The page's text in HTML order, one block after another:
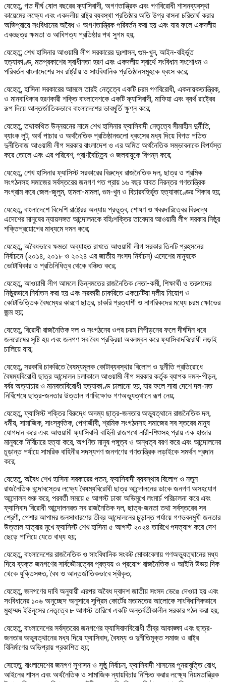
যেহেতু, গত দীর্ঘ ষোল বছরের ফ্যাসিবাদী, অগণতান্ত্রিক এবং গণবিরোধী শাসনব্যবস্থা
কায়েমের লক্ষ্যে এবং একদলীয় রাষ্ট্র ব্যবস্থা প্রতিষ্ঠার অতি উগ্র বাসনা চরিতার্থ করার
অভিপ্রায়ে সংবিধানের অবৈধ ও অগণতান্ত্রিক পরিবর্তন করা হয় এবং যার ফলে একদলীয়
একচ্ছত্র ক্ষমতা ও আধিপত্য প্রতিষ্ঠার পথ সুগম হয়;
যেহেতু; শেখ হাসিনার আওয়ামী লীগ সরকারের দুঃশাসন, গুম-খুন, আইন-বহির্ভূত
হত্যাকাণ্ড, মতপ্রকাশের স্বাধীনতা হরণ এবং একদলীয় স্বার্থে সংবিধান সংশোধন ও
পরিবর্তন বাংলাদেশের সব রাষ্ট্রীয় ও সাংবিধানিক প্রতিষ্ঠানসমূহকে ধ্বংস করে;
যেহেতু, হাসিনা সরকারের আমলে তারই নেতৃত্বে একটি চরম গণবিরোধী, একনায়কতান্ত্রিক,
ও মানবাধিকার হরণকারী শক্তি বাংলাদেশকে একটি ফ্যাসিবাদী, মাফিয়া এবং ব্যর্থ রাষ্ট্রের
রূপ দিয়ে আন্তর্জাতিকভাবে বাংলাদেশের ভাবমূর্তি ক্ষুণ্ন করে;
যেহেতু, তথাকথিত উন্নয়নের নামে শেখ হাসিনার ফ্যাসিবাদী নেতৃত্বে সীমাহীন দুর্নীতি,
ব্যাংক লুট, অর্থ পাচার ও অর্থনৈতিক প্রতিষ্ঠানগুলো ধ্বংসের মধ্য দিয়ে বিগত পতিত
দুর্নীতিবাজ আওয়ামী লীগ সরকার বাংলাদেশ ও এর অমিত অর্থনৈতিক সম্ভাবনাকে বিপর্যস্ত
করে তোলে এবং এর পরিবেশ, প্রাণবৈচিত্র্য ও জলবায়ুকে বিপন্ন করে;
যেহেতু, শেখ হাসিনার ফ্যাসিস্ট সরকারের বিরুদ্ধে রাজনৈতিক দল, ছাত্র ও শ্রমিক
সংগঠনসহ সমাজের সর্বস্তরের জনগণ গত প্রায় ১৬ বছর যাবত নিরন্তর গণতান্ত্রিক
সংগ্রাম করে জেল-জুলুম, হামলা-মামলা, গুম-খুন ও বিচারবহির্ভূত হত্যাকাণ্ডের শিকার হয়;
যেহেতু, বাংলাদেশে বিদেশি রাষ্ট্রের অন্যায় প্রভুত্ব, শোষণ ও খবরদারিত্বের বিরুদ্ধে
এদেশের মানুষের ন্যায়সঙ্গত আন্দোলনকে বহিঃশক্তির তাবেদার আওয়ামী লীগ সরকার নিষ্ঠুর
শক্তিপ্রয়োগের মাধ্যমে দমন করে;
যেহেতু, অবৈধভাবে ক্ষমতা অব্যাহত রাখতে আওয়ামী লীগ সরকার তিনটি প্রহসনের
নির্বাচনে (২০১৪, ২০১৮ ও ২০২৪ এর জাতীয় সংসদ নির্বাচন) এদেশের মানুষকে
ভোটাধিকার ও প্রতিনিধিত্ব থেকে বঞ্চিত করে;
যেহেতু, আওয়ামী লীগ আমলে ভিন্নমতের রাজনৈতিক নেতা-কর্মী, শিক্ষার্থী ও তরুণদের
নিষ্ঠুরভাবে নির্যাতন করা হয় এবং সরকারী চাকরিতে একচেটিয়া দলীয় নিয়োগ ও
কোটাভিত্তিক বৈষম্যের কারণে ছাত্র, চাকরি প্রত্যাশী ও নাগরিকদের মধ্যে চরম ক্ষোভের
জন্ম হয়;
যেহেতু, বিরোধী রাজনৈতিক দল ও সংগঠনের ওপর চরম নিপীড়নের ফলে দীর্ঘদিন ধরে
জনরোষের সৃষ্টি হয় এবং জনগণ সব বৈধ প্রক্রিয়া অবলম্বন করে ফ্যাসিবাদবিরোধী লড়াই
চালিয়ে যায়;
যেহেতু, সরকারি চাকরিতে বৈষম্যমূলক কোটাব্যবস্থার বিলোপ ও দুর্নীতি প্রতিরোধে
বৈষম্যবিরোধী ছাত্র আন্দোলন চলাকালে আওয়ামী লীগ সরকার কর্তৃক ব্যাপক দমন-পীড়ন,
বর্বর অত্যাচার ও মানবতাবিরোধী হত্যাকাণ্ড চালানো হয়, যার ফলে সারা দেশে দল-মত
নির্বিশেষে ছাত্র-জনতার উত্তাল গণবিক্ষোভ গণঅভ্যুত্থানে রূপ নেয়;
যেহেতু, ফ্যাসিস্ট শক্তির বিরুদ্ধে অদম্য ছাত্র-জনতার অভ্যুত্থানে রাজনৈতিক দল,
ধর্মীয়, সামাজিক, সাংস্কৃতিক, পেশাজীবী, শ্রমিক সংগঠনসহ সমাজের সব স্তরের মানুষ
যোগদান করে এবং আওয়ামী ফ্যাসিবাদী বাহিনী রাজপথে নারী-শিশুসহ প্রায় এক হাজার
মানুষকে নির্বিচারে হত্যা করে, অগণিত মানুষ পঙ্গুত্ব ও অন্ধত্ব বরণ করে এবং আন্দোলনের
চূড়ান্ত পর্যায়ে সামরিক বাহিনীর সদস্যগণ জনগণের গণতান্ত্রিক লড়াইকে সমর্থন প্রদান
করে;
যেহেতু, অবৈধ শেখ হাসিনা সরকারের পতন, ফ্যাসিবাদী ব্যবস্থার বিলোপ ও নতুন
রাজনৈতিক বন্দোবস্তের লক্ষ্যে বৈষম্যবিরোধী ছাত্র আন্দোলনের ডাকে জনগণ অসহযোগ
আন্দোলন শুরু করে, পরবর্তী সময়ে ৫ আগস্ট ঢাকা অভিমুখে লংমার্চ পরিচালনা করে এবং
ফ্যাসিবাদ বিরোধী আন্দোলনরত সব রাজনৈতিক দল, ছাত্র-জনতা তথা সর্বস্তরের সব
শ্রেণী, পেশার আপামর জনসাধারণের তীব্র আন্দোলনের চূড়ান্ত পর্যায়ে গণভবনমুখী জনতার
উত্তাল যাত্রার মুখে ফ্যাসিস্ট শেখ হাসিনা ৫ আগস্ট ২০২৪ তারিখে পদত্যাগ করে দেশ
ছেড়ে পালিয়ে যেতে বাধ্য হয়;
যেহেতু, বাংলাদেশের রাজনৈতিক ও সাংবিধানিক সংকট মোকাবেলায় গণঅভ্যুত্থানের মধ্য
দিয়ে ব্যক্ত জনগণের সার্বভৌমত্বের প্রত্যয় ও প্রয়োগ রাজনৈতিক ও আইনি উভয় দিক
থেকে যুক্তিসঙ্গত, বৈধ ও আন্তর্জাতিকভাবে স্বীকৃত;
যেহেতু, জনগণের দাবি অনুযায়ী এরপর অবৈধ দ্বাদশ জাতীয় সংসদ ভেঙে দেওয়া হয় এবং
সংবিধানের ১০৬ অনুচ্ছেদ অনুসারে সুপ্রিম কোর্টের মতামতের আলোকে সাংবিধানিকভাবে
মুহাম্মদ ইউনূসের নেতৃত্বে ৮ আগস্ট তারিখে একটি অন্তর্বর্তীকালীন সরকার গঠন করা হয়;
যেহেতু, বাংলাদেশের সর্বস্তরের জনগণের ফ্যাসিবাদবিরোধী তীব্র আকাঙ্ক্ষা এবং ছাত্র-
জনতার অভ্যুত্থানের মধ্য দিয়ে ফ্যাসিবাদ, বৈষম্য ও দুর্নীতিমুক্ত সমাজ ও রাষ্ট্র
বিনির্মাণের অভিপ্রায় প্রকাশিত হয়;
সেহেতু, বাংলাদেশের জনগণ সুশাসন ও সুষ্ঠু নির্বাচন, ফ্যাসিবাদী শাসনের পুনরাবৃত্তি রোধ,
আইনের শাসন এবং অর্থনৈতিক ও সামাজিক ন্যায়বিচার নিশ্চিত করার লক্ষ্যে নিয়মতান্ত্রিক